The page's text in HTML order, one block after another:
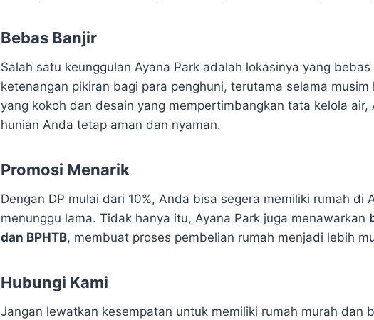
Bebas Banjir
Salah satu keunggulan Ayana Park adalah lokasinya yang
ketenangan pikiran bagi para penghuni, terutama selama
yang kokoh dan desain yang mempertimbangkan tata kelola air,
hunian Anda tetap aman dan nyaman.
Promosi Menarik
Dengan DP mulai dari 10%, Anda bisa segera memiliki rumah di
menunggu lama. Tidak hanya itu, Ayana Park juga menawarkan
dan BPHTB, membuat proses pembelian rumah menjadi lebih
Hubungi Kami
Jangan lewatkan kesempatan untuk memiliki rumah murah dan